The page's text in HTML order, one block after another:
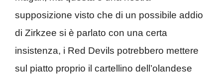
supposizione visto che di un possibile addio
di Zirkzee si è parlato con una certa
insistenza, i Red Devils potrebbero mettere
sul piatto proprio il cartellino dell’olandese